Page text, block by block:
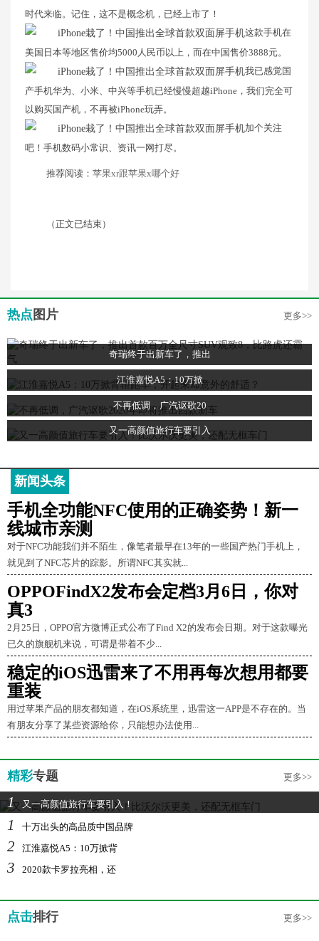
时代来临。记住，这不是概念机，已经上市了！
​这款手机在
美国日本等地区售价均5000人民币以上，而在中国售价3888元。
​我已感觉国
产手机华为、小米、中兴等手机已经慢慢超越iPhone，我们完全可
以购买国产机，不再被iPhone玩弄。
​加个关注
吧！手机数码小常识、资讯一网打尽。
推荐阅读： 苹果xr跟苹果x哪个好
（正文已结束）
热点 图片 更多>>
奇瑞终于出新车了，推出
江淮嘉悦A5：10万掀
不再低调，广汽讴歌20
又一高颜值旅行车要引入
新闻头条
手机全功能NFC使用的正确姿势！新一
线城市亲测
对于NFC功能我们并不陌生，像笔者最早在13年的一些国产热门手机上，
就见到了NFC芯片的踪影。所谓NFC其实就...
OPPOFindX2发布会定档3月6日，你对
真3
2月25日，OPPO官方微博正式公布了Find X2的发布会日期。对于这款曝光
已久的旗舰机来说，可谓是带着不少...
稳定的iOS迅雷来了不用再每次想用都要
重装
用过苹果产品的朋友都知道，在iOS系统里，迅雷这一APP是不存在的。当
有朋友分享了某些资源给你，只能想办法使用...
精彩专题 更多>>
1 又一高颜值旅行车要引入！
1 十万出头的高品质中国品牌
2 江淮嘉悦A5：10万掀背
3 2020款卡罗拉亮相，还
点击排行 更多>>